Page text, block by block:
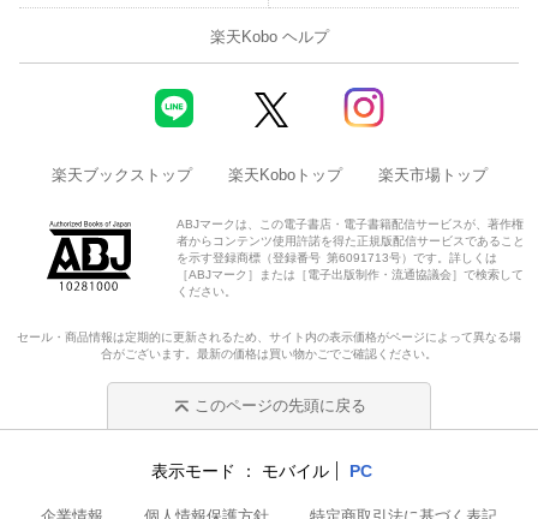
楽天Kobo ヘルプ
楽天ブックストップ 楽天Koboトップ 楽天市場トップ
ABJマークは、この電子書店・電子書籍配信サービスが、著作権
者からコンテンツ使用許諾を得た正規版配信サービスであること
を示す登録商標（登録番号 第6091713号）です。詳しくは
［ABJマーク］または［電子出版制作・流通協議会］で検索して
ください。
セール・商品情報は定期的に更新されるため、サイト内の表示価格がページによって異なる場
合がございます。最新の価格は買い物かごでご確認ください。
このページの先頭に戻る
表示モード モバイル PC